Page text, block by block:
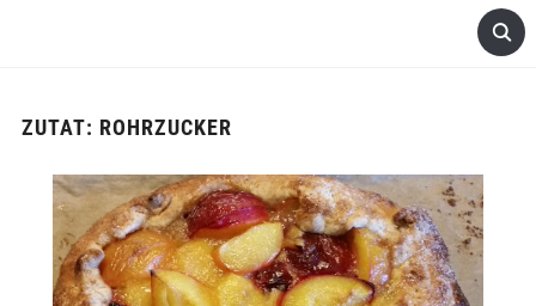
ZUTAT: ROHRZUCKER